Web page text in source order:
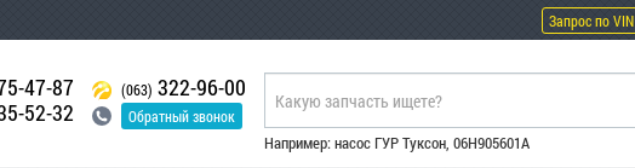
Запрос по VIN
47-87
52-32
(063) 322-96-00
Обратный звонок
Например: насос ГУР Туксон, 06H905601A